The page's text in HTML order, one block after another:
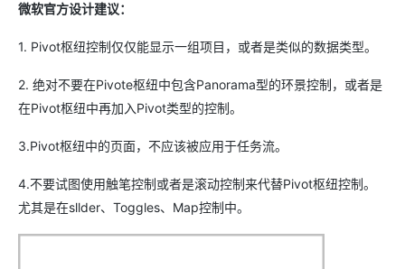
微软官方设计建议：
1. Pivot枢纽控制仅仅能显示一组项目，或者是类似的数据类型。
2. 绝对不要在Pivote枢纽中包含Panorama型的环景控制，或者是
在Pivot枢纽中再加入Pivot类型的控制。
3.Pivot枢纽中的页面，不应该被应用于任务流。
4.不要试图使用触笔控制或者是滚动控制来代替Pivot枢纽控制。
尤其是在sllder、Toggles、Map控制中。